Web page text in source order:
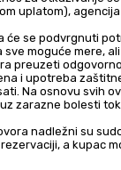
uplatom),
će se podvrgnuti
moguće mere,
preuzeti
i upotreba
zarazne bolesti
nadležni su
a kupac